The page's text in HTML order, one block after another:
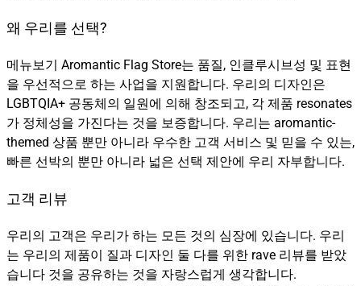
왜 우리를 선택?
메뉴보기 Aromantic Flag Store는 품질, 인클루시브성 및 표현
을 우선적으로 하는 사업을 지원합니다. 우리의 디자인은
LGBTQIA+ 공동체의 일원에 의해 창조되고, 각 제품 resonates
가 정체성을 가진다는 것을 보증합니다. 우리는 aromantic-
themed 상품 뿐만 아니라 우수한 고객 서비스 및 믿을 수 있는,
빠른 선박의 뿐만 아니라 넓은 선택 제안에 우리 자부합니다.
고객 리뷰
우리의 고객은 우리가 하는 모든 것의 심장에 있습니다. 우리
는 우리의 제품이 질과 디자인 둘 다를 위한 rave 리뷰를 받았
습니다 것을 공유하는 것을 자랑스럽게 생각합니다.